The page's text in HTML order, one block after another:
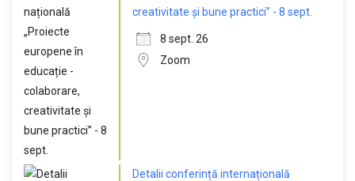
creativitate și bune practici” - 8 sept.
8 sept. 26
Zoom
Detalii conferință internațională